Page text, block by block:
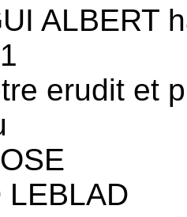
ALBERT
erudit et
LEBLAD